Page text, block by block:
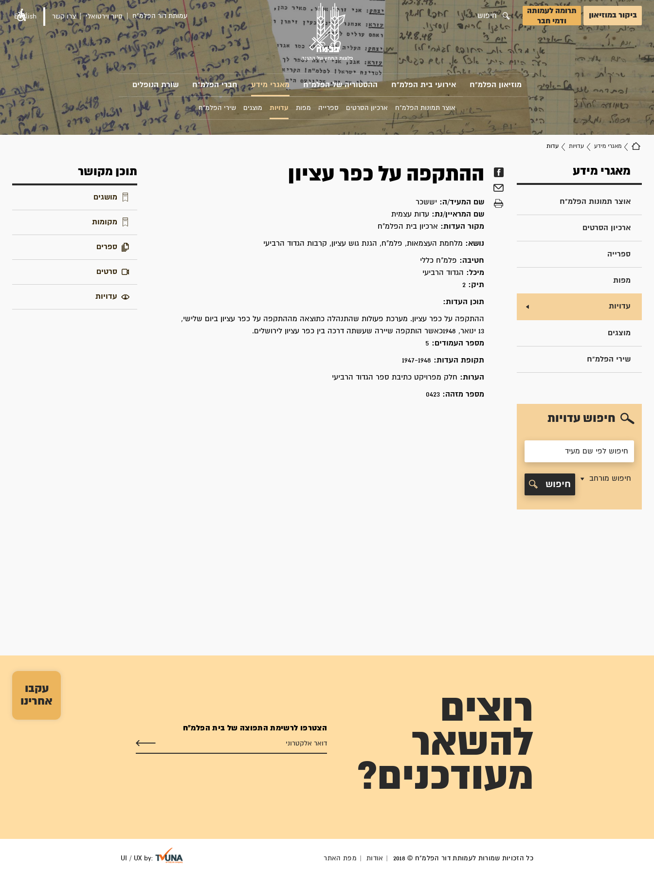
עקבו
אחרינו
ביקור במוזיאון
תרומה לעמותה
ודמי חבר
חיפוש
פלוגות המחץ של ההגנה
עמותת דור הפלמ"ח סיור וירטואלי צרו קשר English
מוזיאון הפלמ"ח אירועי בית הפלמ"ח ההסטוריה של הפלמ"ח מאגרי מידע חברי הפלמ"ח שורת הנופלים
אוצר תמונות הפלמ"ח ארכיון הסרטים ספרייה מפות עדויות מוצגים שירי הפלמ"ח
מאגרי מידע עדויות עדות
מאגרי מידע
אוצר תמונות הפלמ"ח
ארכיון הסרטים
ספרייה
מפות
עדויות
מוצגים
שירי הפלמ"ח
חיפוש עדויות
חיפוש מורחב
חיפוש
ההתקפה על כפר עציון
שם המעיד/ה: יששכר
שם המראיין/נת: עדות עצמית
מקור העדות: ארכיון בית הפלמ"ח
נושא: מלחמת העצמאות, פלמ"ח, הגנת גוש עציון, קרבות הגדוד הרביעי
חטיבה: פלמ"ח כללי
מיכל: הגדוד הרביעי
תיק: 2
תוכן העדות:
ההתקפה על כפר עציון. מערכת פעולות שהתנהלה כתוצאה מההתקפה על כפר עציון ביום שלישי,
13 ינואר, 1948כאשר הותקפה שיירה שעשתה דרכה בין כפר עציון לירושלים.
מספר העמודים: 5
תקופת העדות: 1947-1948
הערות: חלק מפרויקט כתיבת ספר הגדוד הרביעי
מספר מזהה: 0423
תוכן מקושר
מושגים
מקומות
ספרים
סרטים
עדויות
רוצים
להשאר
מעודכנים?
הצטרפו לרשימת התפוצה של בית הפלמ"ח
כל הזכויות שמורות לעמותת דור הפלמ"ח © 2018 אודות מפת האתר UI / UX by: